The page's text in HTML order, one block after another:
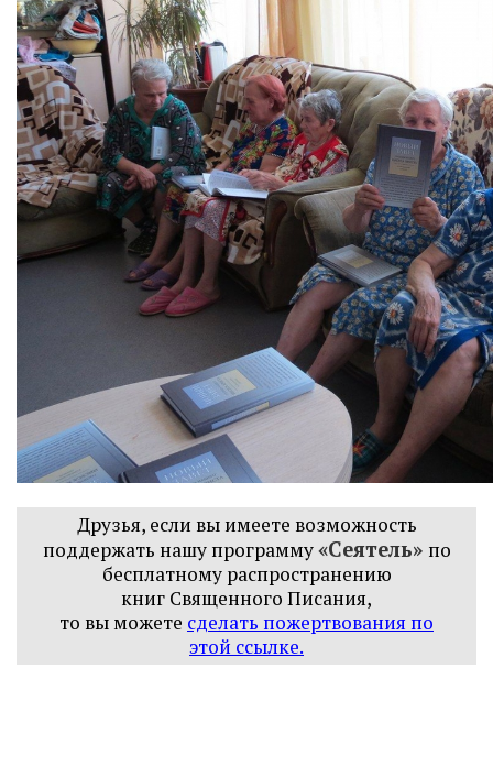
Друзья, если вы имеете возможность
поддержать нашу программу«Сеятель» по
бесплатному распространению
книг Священного Писания,
то вы можете сделать пожертвования по
этой ссылке.